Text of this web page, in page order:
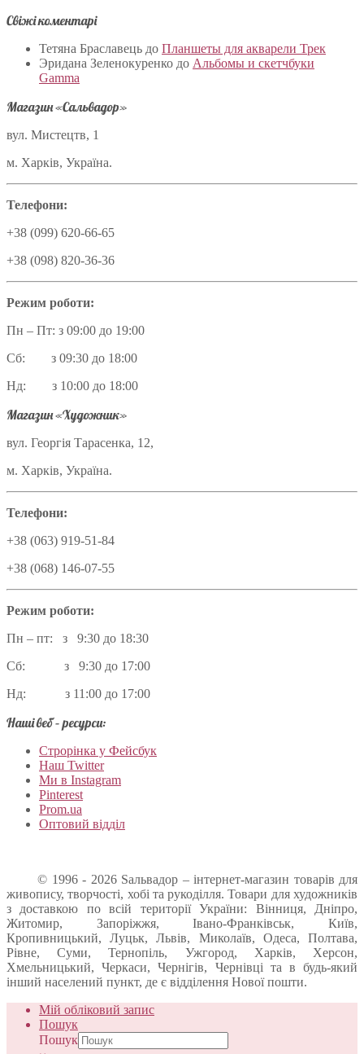
Свіжі коментарі
Тетяна Браславець до Планшеты для акварели Трек
Эридана Зеленокуренко до Альбомы и скетчбуки
Gamma
Магазин «Сальвадор»
вул. Мистецтв, 1
м. Харків, Україна.
Телефони:
+38 (099) 620-66-65
+38 (098) 820-36-36
Режим роботи:
Пн – Пт: з 09:00 до 19:00
Сб: з 09:30 до 18:00
Нд: з 10:00 до 18:00
Магазин «Художник»
вул. Георгія Тарасенка, 12,
м. Харків, Україна.
Телефони:
+38 (063) 919-51-84
+38 (068) 146-07-55
Режим роботи:
Пн – пт: з 9:30 до 18:30
Сб: з 9:30 до 17:00
Нд: з 11:00 до 17:00
Наші веб – ресурси:
Строрінка у Фейсбук
Наш Twitter
Ми в Instagram
Pinterest
Prom.ua
Оптовий відділ
© 1996 - 2026 Sальвадор – інтернет-магазин товарів для
живопису, творчості, хобі та рукоділля. Товари для художників
з доставкою по всій території України: Вінниця, Дніпро,
Житомир, Запоріжжя, Івано-Франківськ, Київ,
Кропивницький, Луцьк, Львів, Миколаїв, Одеса, Полтава,
Рівне, Суми, Тернопіль, Ужгород, Харків, Херсон,
Хмельницький, Черкаси, Чернігів, Чернівці та в будь-який
інший населений пункт, де є відділення Нової пошти.
Мій обліковий запис
Пошук
Пошук